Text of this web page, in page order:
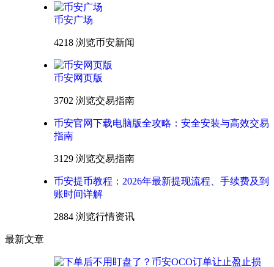
币安广场
4218 浏览币安新闻
币安网页版
3702 浏览交易指南
币安官网下载电脑版全攻略：安全安装与高效交易
指南
3129 浏览交易指南
币安提币教程：2026年最新提现流程、手续费及到
账时间详解
2884 浏览行情资讯
最新文章